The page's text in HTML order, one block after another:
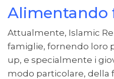
Alimentando
Attualmente, Islamic
famiglie, fornendo loro
up, e specialmente i
modo particolare, della